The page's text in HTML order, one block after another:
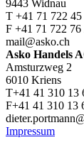
9443 Widnau
T +41 71 722 45
F +41 71 722 76
mail@asko.ch
Asko Handels
Amsturzweg 2
6010 Kriens
T+41 41 310 13
F+41 41 310 13
Impressum